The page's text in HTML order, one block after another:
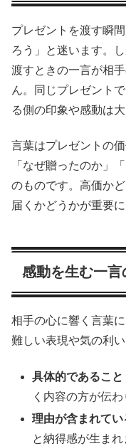
プレゼントを渡す瞬
ろう」と迷います。
渡すときの一言が相
ん。同じプレゼント
る側の印象や感動は
言葉はプレゼントの
「なぜ贈ったのか」
のものです。高価か
届くかどうかが重要に
感動を生む一言
相手の心に響く言葉
難しい表現や気の利
具体的であること
く内容の方が伝わ
理由が含まれてい
と納得感が生まれ